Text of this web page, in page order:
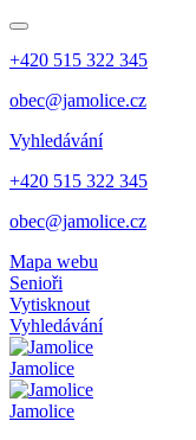
+420 515 322 345
obec@jamolice.cz
Vyhledávání
+420 515 322 345
obec@jamolice.cz
Mapa webu
Senioři
Vytisknout
Vyhledávání
Jamolice
Jamolice